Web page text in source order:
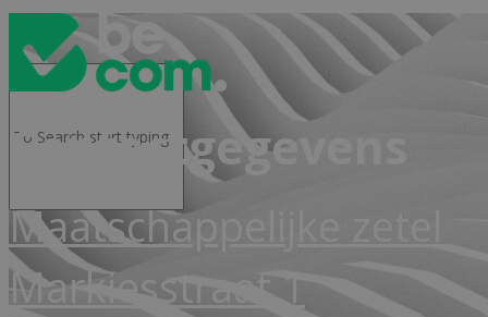
Contactgegevens
Maatschappelijke zetel
Markiesstraat 1